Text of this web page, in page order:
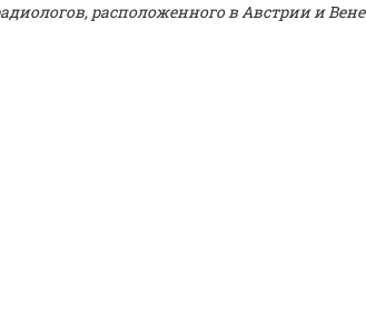
расположенного в Австрии и Вене